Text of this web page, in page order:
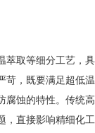
萃取等细分工艺，
苛，既要满足超低
腐蚀的特性。传统
，直接影响精细化